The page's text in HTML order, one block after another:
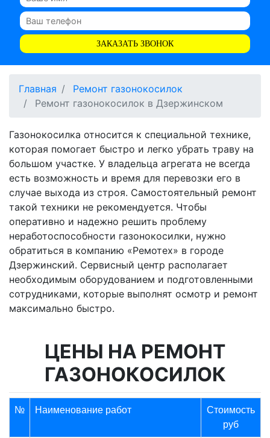
ЗАКАЗАТЬ ЗВОНОК
Главная
Ремонт газонокосилок
Ремонт газонокосилок в Дзержинском
Газонокосилка относится к специальной технике,
которая помогает быстро и легко убрать траву на
большом участке. У владельца агрегата не всегда
есть возможность и время для перевозки его в
случае выхода из строя. Самостоятельный ремонт
такой техники не рекомендуется. Чтобы
оперативно и надежно решить проблему
неработоспособности газонокосилки, нужно
обратиться в компанию «Ремотех» в городе
Дзержинский. Сервисный центр располагает
необходимым оборудованием и подготовленными
сотрудниками, которые выполнят осмотр и ремонт
максимально быстро.
ЦЕНЫ НА РЕМОНТ
ГАЗОНОКОСИЛОК
№ Наименование работ
Стоимость
руб